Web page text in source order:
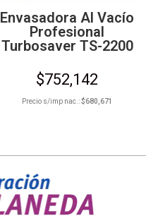
Envasadora Al Vacío
Profesional
Turbosaver TS-2200
$752,142
Precio s/imp nac.:$680,671